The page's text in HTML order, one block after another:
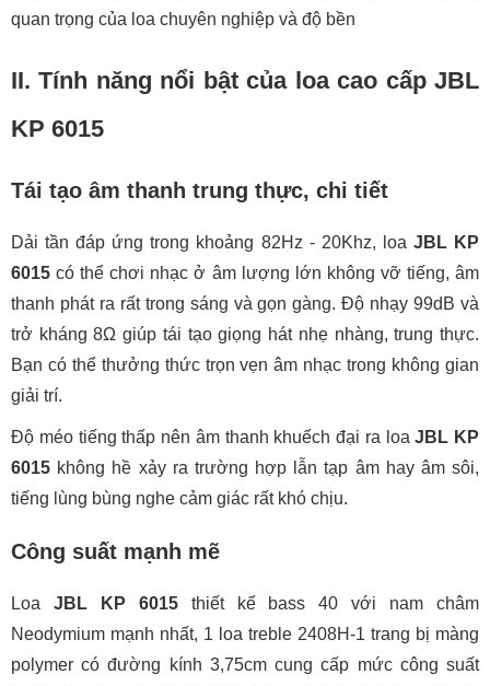
quan trọng của loa chuyên nghiệp và độ bền
II. Tính năng nổi bật của loa cao cấp JBL
KP 6015
Tái tạo âm thanh trung thực, chi tiết
Dải tần đáp ứng trong khoảng 82Hz - 20Khz, loa JBL KP
6015 có thể chơi nhạc ở âm lượng lớn không vỡ tiếng, âm
thanh phát ra rất trong sáng và gọn gàng. Độ nhạy 99dB và
trở kháng 8Ω giúp tái tạo giọng hát nhẹ nhàng, trung thực.
Bạn có thể thưởng thức trọn vẹn âm nhạc trong không gian
giải trí.
Độ méo tiếng thấp nên âm thanh khuếch đại ra loaJBL KP
6015 không hề xảy ra trường hợp lẫn tạp âm hay âm sôi,
tiếng lùng bùng nghe cảm giác rất khó chịu.
Công suất mạnh mẽ
Loa JBL KP 6015thiết kế bass 40 với nam châm
Neodymium mạnh nhất, 1 loa treble 2408H-1 trang bị màng
polymer có đường kính 3,75cm cung cấp mức công suất